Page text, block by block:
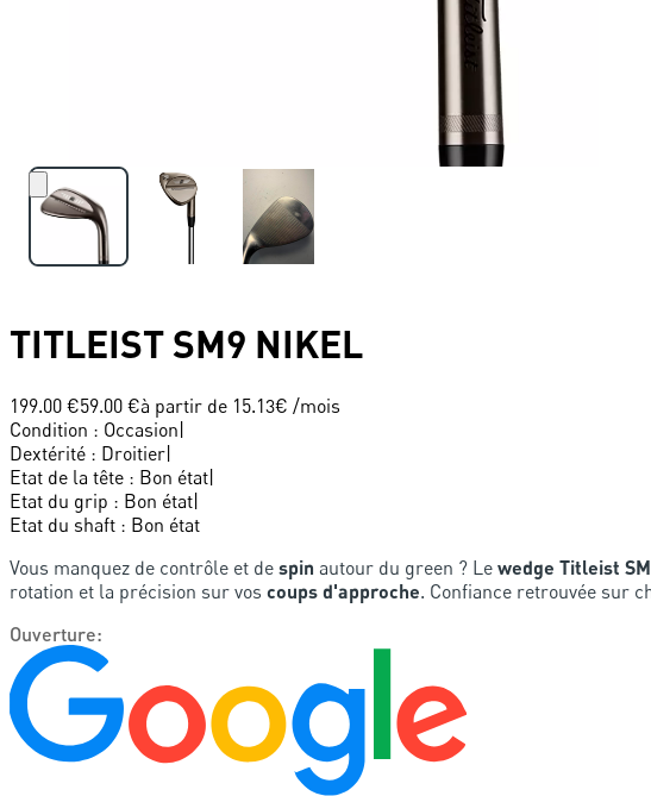
TITLEIST SM9 NIKEL
199.00 €59.00 €à partir de 15.13€ /mois
Condition : Occasion|
Dextérité : Droitier|
Etat de la tête : Bon état|
Etat du grip : Bon état|
Etat du shaft : Bon état
Vous manquez de contrôle et de spin autour du green ? Le wedge Titleist
rotation et la précision sur vos coups d'approche. Confiance retrouvée sur
Ouverture: